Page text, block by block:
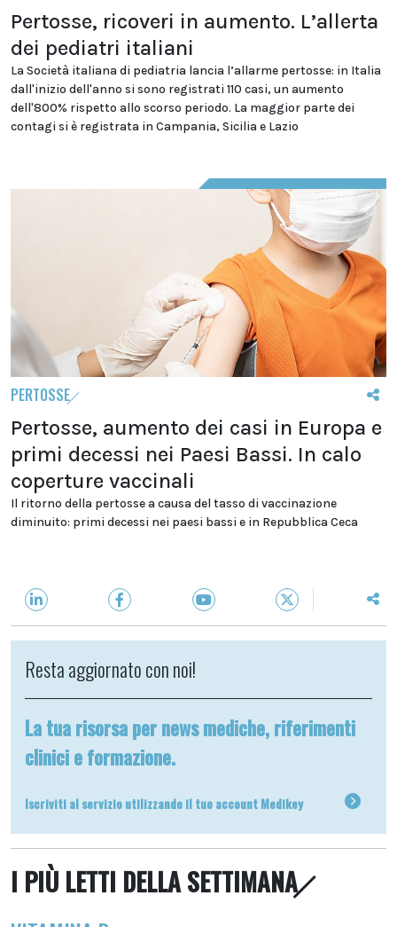
Pertosse, ricoveri in aumento. L’allerta
dei pediatri italiani
La Società italiana di pediatria lancia l’allarme pertosse: in Italia
dall'inizio dell'anno si sono registrati 110 casi, un aumento
dell'800% rispetto allo scorso periodo. La maggior parte dei
contagi si è registrata in Campania, Sicilia e Lazio
PERTOSSE
Pertosse, aumento dei casi in Europa e
primi decessi nei Paesi Bassi. In calo
coperture vaccinali
Il ritorno della pertosse a causa del tasso di vaccinazione
diminuito: primi decessi nei paesi bassi e in Repubblica Ceca
Resta aggiornato con noi!
La tua risorsa per news mediche, riferimenti
clinici e formazione.
Iscriviti al servizio utilizzando il tuo account Medikey
I PIÙ LETTI DELLA SETTIMANA